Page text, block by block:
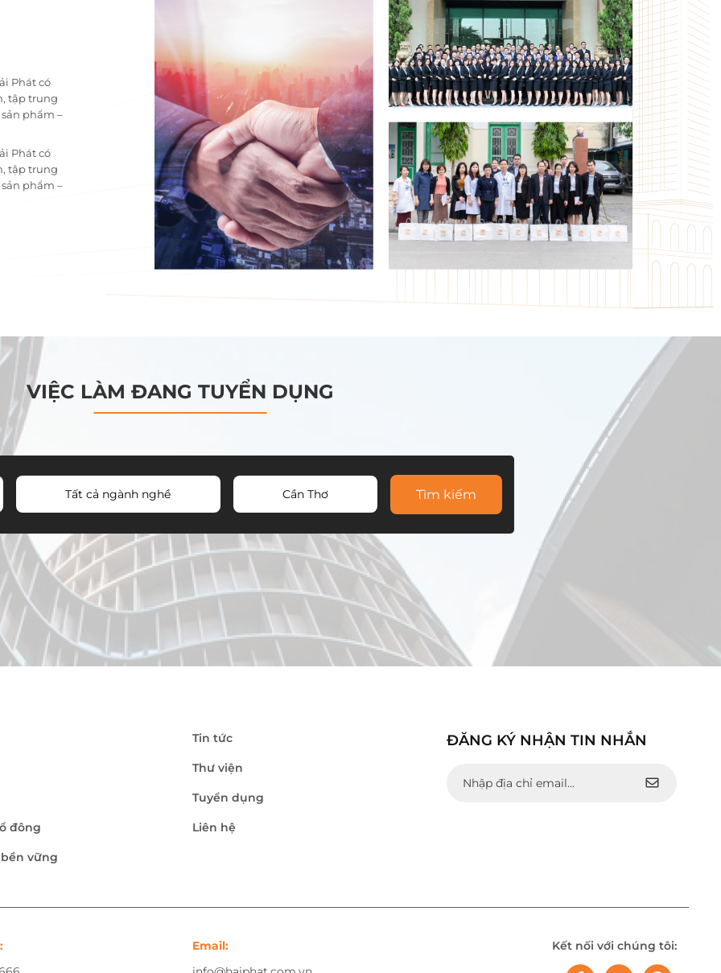
Phát có
tập trung
phẩm –
Phát có
tập trung
phẩm –
VIỆC LÀM ĐANG TUYỂN DỤNG
Tất cả ngành nghề Cần Thơ Tìm kiếm
đông
vững
Tin tức
Thư viện
Tuyển dụng
Liên hệ
ĐĂNG KÝ NHẬN TIN NHẮN
Email:
Kết nối với chúng tôi: